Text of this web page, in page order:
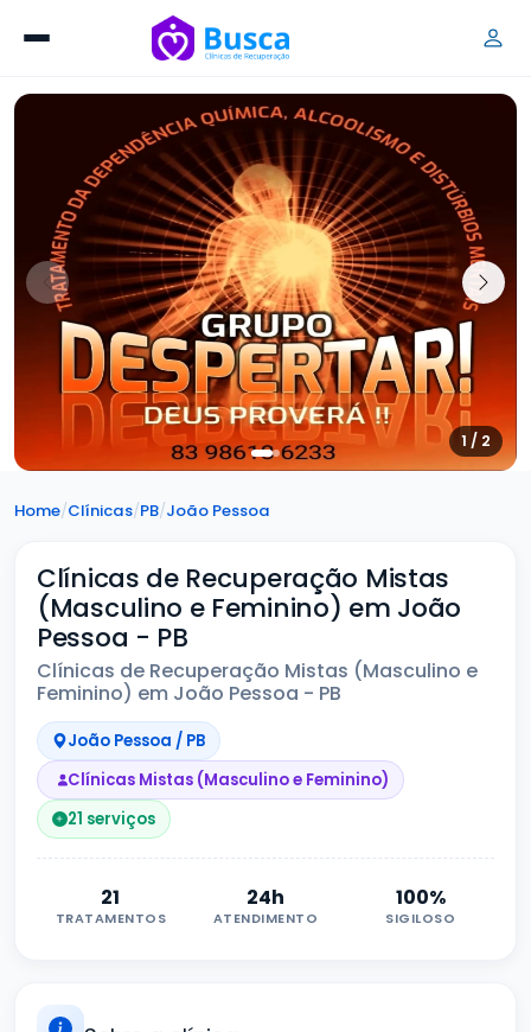
1 / 2
Home/Clínicas/PB/João Pessoa
Clínicas de Recuperação Mistas
(Masculino e Feminino) em João
Pessoa - PB
Clínicas de Recuperação Mistas (Masculino e
Feminino) em João Pessoa - PB
João Pessoa / PB
Clínicas Mistas (Masculino e Feminino)
21 serviços
21
TRATAMENTOS
24h
ATENDIMENTO
100%
SIGILOSO